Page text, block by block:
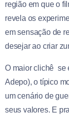
região em que o
revela os
em sensação de
desejar ao criar
O maior clichê se
Adepo), o típico
um cenário de
seus valores. E